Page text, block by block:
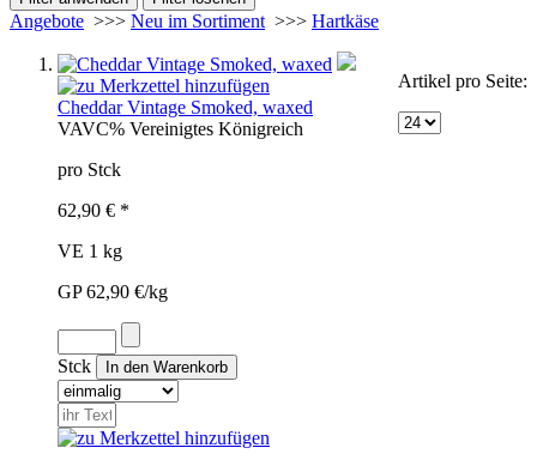
Angebote >>> Neu im Sortiment >>> Hartkäse
Artikel pro Seite:
Cheddar Vintage Smoked, waxed
VAVC% Vereinigtes Königreich
pro Stck
62,90 € *
VE 1 kg
GP 62,90 €/kg
Stck